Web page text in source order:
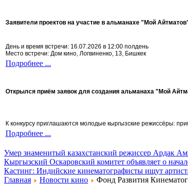
Заявители проектов на участие в альманахе "Мой
День и время встречи: 16.07.2026 в 12:00 полдень
Место встречи: Дом кино, Логвиненко, 13, Бишкек
Подробнее ...
Открылся приём заявок для создания альманаха "Мой
К конкурсу приглашаются молодые кыргызские режиссёры:
Подробнее ...
Умер знаменитый казахстанский режиссер Ардак
Кыргызский Оскаровский комитет объявляет о
Кастинг: Индийские кинематографисты ищут
Главная
Новости кино
Фонд Развития